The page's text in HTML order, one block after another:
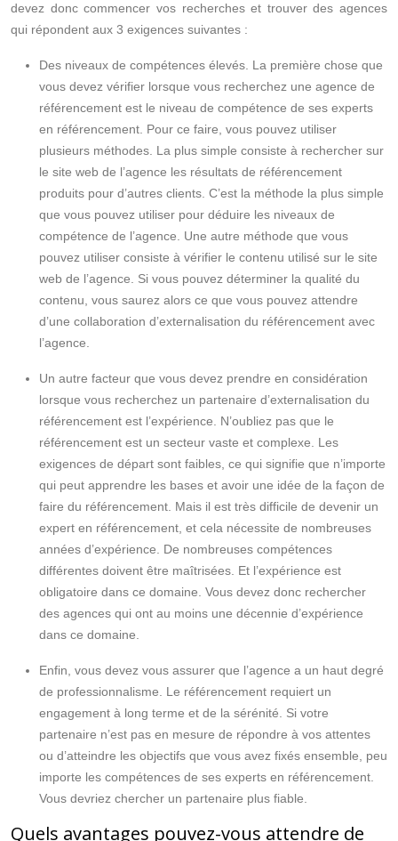
devez donc commencer vos recherches et trouver des agences
qui répondent aux 3 exigences suivantes :
Des niveaux de compétences élevés. La première chose que
vous devez vérifier lorsque vous recherchez une agence de
référencement est le niveau de compétence de ses experts
en référencement. Pour ce faire, vous pouvez utiliser
plusieurs méthodes. La plus simple consiste à rechercher sur
le site web de l’agence les résultats de référencement
produits pour d’autres clients. C’est la méthode la plus simple
que vous pouvez utiliser pour déduire les niveaux de
compétence de l’agence. Une autre méthode que vous
pouvez utiliser consiste à vérifier le contenu utilisé sur le site
web de l’agence. Si vous pouvez déterminer la qualité du
contenu, vous saurez alors ce que vous pouvez attendre
d’une collaboration d’externalisation du référencement avec
l’agence.
Un autre facteur que vous devez prendre en considération
lorsque vous recherchez un partenaire d’externalisation du
référencement est l’expérience. N’oubliez pas que le
référencement est un secteur vaste et complexe. Les
exigences de départ sont faibles, ce qui signifie que n’importe
qui peut apprendre les bases et avoir une idée de la façon de
faire du référencement. Mais il est très difficile de devenir un
expert en référencement, et cela nécessite de nombreuses
années d’expérience. De nombreuses compétences
différentes doivent être maîtrisées. Et l’expérience est
obligatoire dans ce domaine. Vous devez donc rechercher
des agences qui ont au moins une décennie d’expérience
dans ce domaine.
Enfin, vous devez vous assurer que l’agence a un haut degré
de professionnalisme. Le référencement requiert un
engagement à long terme et de la sérénité. Si votre
partenaire n’est pas en mesure de répondre à vos attentes
ou d’atteindre les objectifs que vous avez fixés ensemble, peu
importe les compétences de ses experts en référencement.
Vous devriez chercher un partenaire plus fiable.
Quels avantages pouvez-vous attendre de